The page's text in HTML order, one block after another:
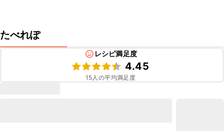
たべれぽ
レシピ満足度
4.45
15人の平均満足度